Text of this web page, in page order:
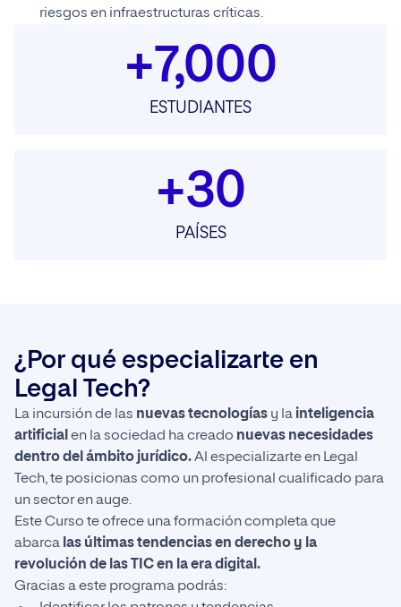
riesgos en infraestructuras críticas.
+7,000
ESTUDIANTES
+30
PAÍSES
¿Por qué especializarte en
Legal Tech?
La incursión de las nuevas tecnologías y la inteligencia
artificial en la sociedad ha creado nuevas necesidades
dentro del ámbito jurídico.Al especializarte en Legal
Tech, te posicionas como un profesional cualificado para
un sector en auge.
Este Curso te ofrece una formación completa que
abarca las últimas tendenciasen derecho y la
revolución de las TIC en la era digital.
Gracias a este programa podrás: